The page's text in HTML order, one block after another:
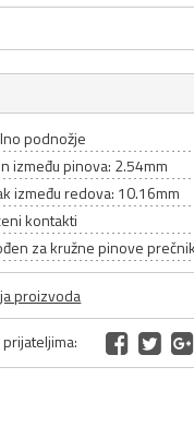
podnožje
između pinova: 2.54mm
između redova: 10.16mm
kontakti
za kružne pinove
proizvoda